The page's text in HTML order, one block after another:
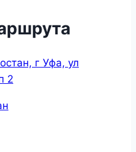
г Уфа, ул
2